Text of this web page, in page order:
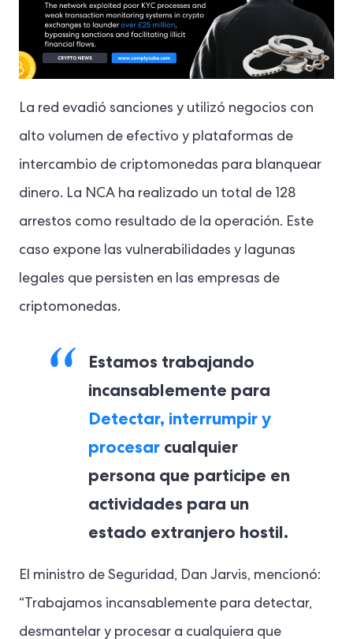
La red evadió sanciones y utilizó negocios con
alto volumen de efectivo y plataformas de
intercambio de criptomonedas para blanquear
dinero. La NCA ha realizado un total de 128
arrestos como resultado de la operación. Este
caso expone las vulnerabilidades y lagunas
legales que persisten en las empresas de
criptomonedas.
Estamos trabajando
incansablemente para
Detectar, interrumpir y
procesar cualquier
persona que participe en
actividades para un
estado extranjero hostil.
El ministro de Seguridad, Dan Jarvis, mencionó:
“Trabajamos incansablemente para detectar,
desmantelar y procesar a cualquiera que